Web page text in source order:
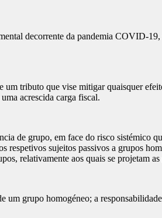
decorrente da pandemia COVID-
tributo que vise mitigar quaisquer
acrescida carga fiscal.
de grupo, em face do risco sistémico
sujeitos passivos a grupos
relativamente aos quais se projetam
um grupo homogéneo; a